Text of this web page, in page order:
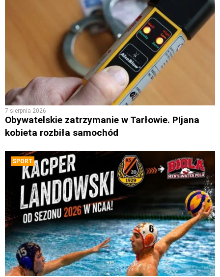
7 sierpnia 2026
Obywatelskie zatrzymanie w Tarłowie. PIjana
kobieta rozbiła samochód
SPORT